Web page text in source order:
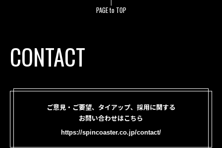
PAGE to TOP
CONTACT
ご意見・ご要望、タイアップ、採用に関する
お問い合わせはこちら
https://spincoaster.co.jp/contact/